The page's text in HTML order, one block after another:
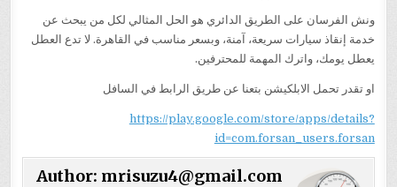
ونش الفرسان على الطريق الدائري هو الحل المثالي لكل من يبحث عن
خدمة إنقاذ سيارات سريعة، آمنة، وبسعر مناسب في القاهرة. لا تدع العطل
يعطل يومك، واترك المهمة للمحترفين.
او تقدر تحمل الابلكيشن بتعنا عن طريق الرابط في السافل
https://play.google.com/store/apps/details?
id=com.forsan_users.forsan
Author: mrisuzu4@gmail.com